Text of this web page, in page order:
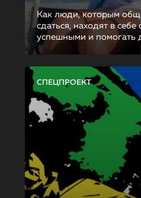
Как люди, которым
сдаться, находят в
успешными и помогать
СПЕЦПРОЕКТ